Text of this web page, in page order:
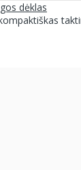
dėklas